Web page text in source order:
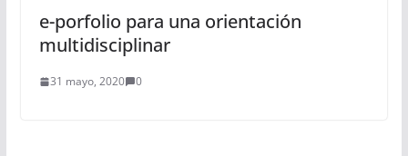
e-porfolio para una orientación
multidisciplinar
31 mayo, 2020 0